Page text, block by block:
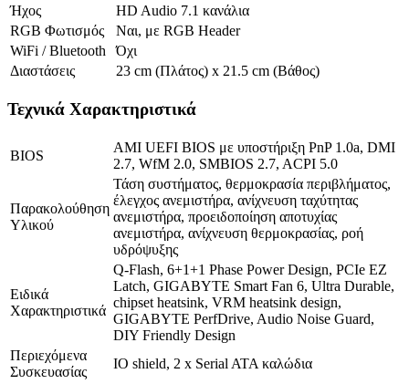
Ήχος
HD Audio 7.1 κανάλια
RGB Φωτισμός
Ναι, με RGB Header
WiFi / Bluetooth
Όχι
Διαστάσεις
23 cm (Πλάτος) x 21.5 cm (Βάθος)
Τεχνικά Χαρακτηριστικά
BIOS
AMI UEFI BIOS με υποστήριξη PnP 1.0a, DMI
2.7, WfM 2.0, SMBIOS 2.7, ACPI 5.0
Παρακολούθηση
Υλικού
Τάση συστήματος, θερμοκρασία περιβλήματος,
έλεγχος ανεμιστήρα, ανίχνευση ταχύτητας
ανεμιστήρα, προειδοποίηση αποτυχίας
ανεμιστήρα, ανίχνευση θερμοκρασίας, ροή
υδρόψυξης
Ειδικά
Χαρακτηριστικά
Q-Flash, 6+1+1 Phase Power Design, PCIe EZ
Latch, GIGABYTE Smart Fan 6, Ultra Durable,
chipset heatsink, VRM heatsink design,
GIGABYTE PerfDrive, Audio Noise Guard,
DIY Friendly Design
Περιεχόμενα
Συσκευασίας
IO shield, 2 x Serial ATA καλώδια